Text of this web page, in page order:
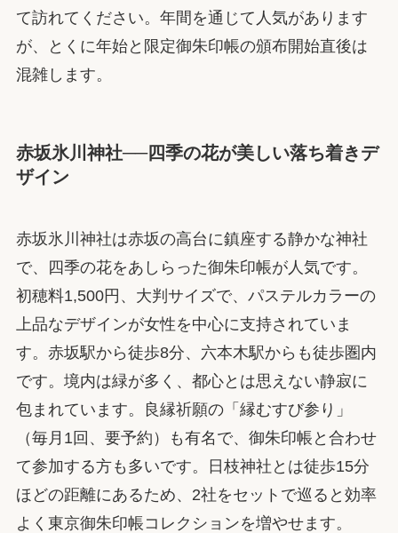
て訪れてください。年間を通じて人気があります
が、とくに年始と限定御朱印帳の頒布開始直後は
混雑します。
赤坂氷川神社──四季の花が美しい落ち着きデ
ザイン
赤坂氷川神社は赤坂の高台に鎮座する静かな神社
で、四季の花をあしらった御朱印帳が人気です。
初穂料1,500円、大判サイズで、パステルカラーの
上品なデザインが女性を中心に支持されていま
す。赤坂駅から徒歩8分、六本木駅からも徒歩圏内
です。境内は緑が多く、都心とは思えない静寂に
包まれています。良縁祈願の「縁むすび参り」
（毎月1回、要予約）も有名で、御朱印帳と合わせ
て参加する方も多いです。日枝神社とは徒歩15分
ほどの距離にあるため、2社をセットで巡ると効率
よく東京御朱印帳コレクションを増やせます。